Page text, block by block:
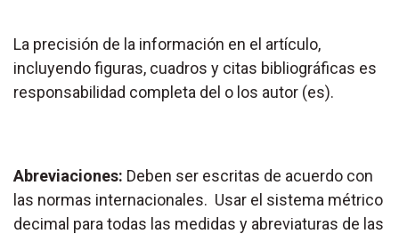
La precisión de la información en el artículo,
incluyendo figuras, cuadros y citas bibliográficas es
responsabilidad completa del o los autor (es).
Abreviaciones: Deben ser escritas de acuerdo con
las normas internacionales. Usar el sistema métrico
decimal para todas las medidas y abreviaturas de las